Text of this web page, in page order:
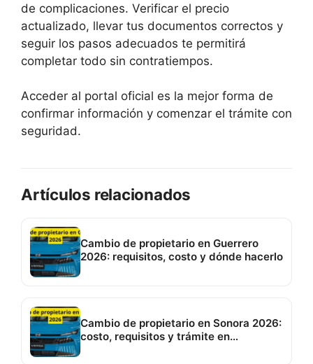
de complicaciones. Verificar el precio
actualizado, llevar tus documentos correctos y
seguir los pasos adecuados te permitirá
completar todo sin contratiempos.
Acceder al portal oficial es la mejor forma de
confirmar información y comenzar el trámite con
seguridad.
Artículos relacionados
Cambio de propietario en Guerrero
2026: requisitos, costo y dónde hacerlo
Cambio de propietario en Sonora 2026:
costo, requisitos y trámite en